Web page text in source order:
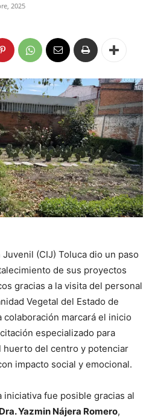
2025
(CIJ) Toluca dio un paso
de sus proyectos
gracias a la visita del personal
Vegetal del Estado de
colaboración marcará el inicio
especializado para
huerto del centro y potenciar
impacto social y emocional.
iniciativa fue posible gracias al
Dra. Yazmin Nájera Romero,